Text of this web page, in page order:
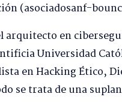
(asociadosanf-
arquitecto en
Universidad
en Hacking Ético,
se trata de una